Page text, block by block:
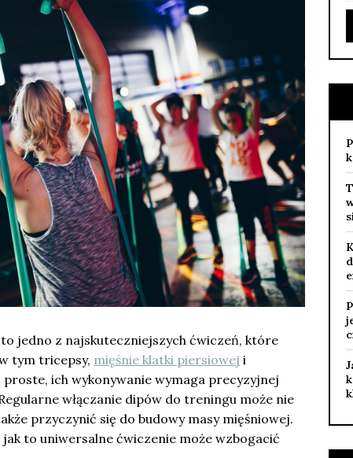
jedno z najskuteczniejszych ćwiczeń, które
tym tricepsy, mięśnie klatki piersiowej i
proste, ich wykonywanie wymaga precyzyjnej
włączanie dipów do treningu może nie
przyczynić się do budowy masy mięśniowej.
to uniwersalne ćwiczenie może wzbogacić